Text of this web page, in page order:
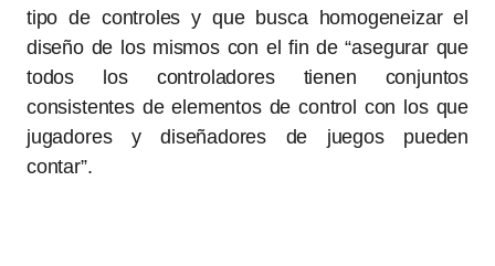
tipo de controles y que busca homogeneizar el
diseño de los mismos con el fin de “asegurar que
todos los controladores tienen conjuntos
consistentes de elementos de control con los que
jugadores y diseñadores de juegos pueden
contar”.